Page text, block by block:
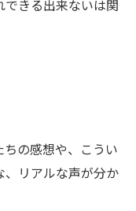
できる出来ないは関
ちの感想や、こうい
、リアルな声が分か